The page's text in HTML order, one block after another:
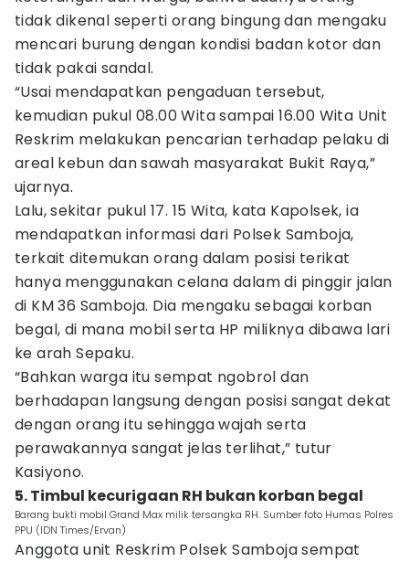
tidak dikenal seperti orang bingung dan mengaku
mencari burung dengan kondisi badan kotor dan
tidak pakai sandal.
“Usai mendapatkan pengaduan tersebut,
kemudian pukul 08.00 Wita sampai 16.00 Wita Unit
Reskrim melakukan pencarian terhadap pelaku di
areal kebun dan sawah masyarakat Bukit Raya,”
ujarnya.
Lalu, sekitar pukul 17. 15 Wita, kata Kapolsek, ia
mendapatkan informasi dari Polsek Samboja,
terkait ditemukan orang dalam posisi terikat
hanya menggunakan celana dalam di pinggir jalan
di KM 36 Samboja. Dia mengaku sebagai korban
begal, di mana mobil serta HP miliknya dibawa lari
ke arah Sepaku.
“Bahkan warga itu sempat ngobrol dan
berhadapan langsung dengan posisi sangat dekat
dengan orang itu sehingga wajah serta
perawakannya sangat jelas terlihat,” tutur
Kasiyono.
5. Timbul kecurigaan RH bukan korban begal
Barang bukti mobil Grand Max milik tersangka RH. Sumber foto Humas Polres
PPU (IDN Times/Ervan)
Anggota unit Reskrim Polsek Samboja sempat